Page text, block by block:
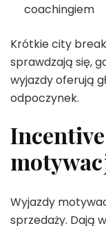
coachingiem
Krótkie city
sprawdzają się,
wyjazdy oferują
odpoczynek.
Wyjazdy
sprzedaży. Dają